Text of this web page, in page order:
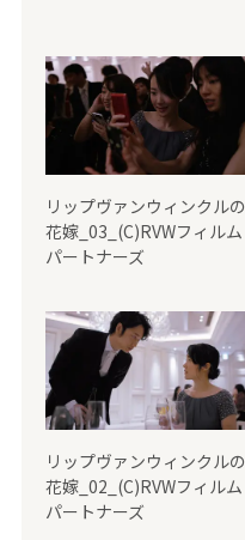
リップヴァンウィンクルの
花嫁_03_(C)RVWフィルム
パートナーズ
リップヴァンウィンクルの
花嫁_02_(C)RVWフィルム
パートナーズ